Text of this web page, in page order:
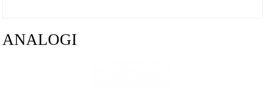
ANALOGI